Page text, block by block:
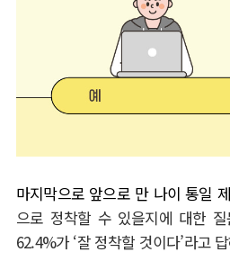
마지막으로 앞으로 만 나이 통일
으로 정착할 수 있을지에 대한 질
62.4%가‘잘 정착할 것이다’라고